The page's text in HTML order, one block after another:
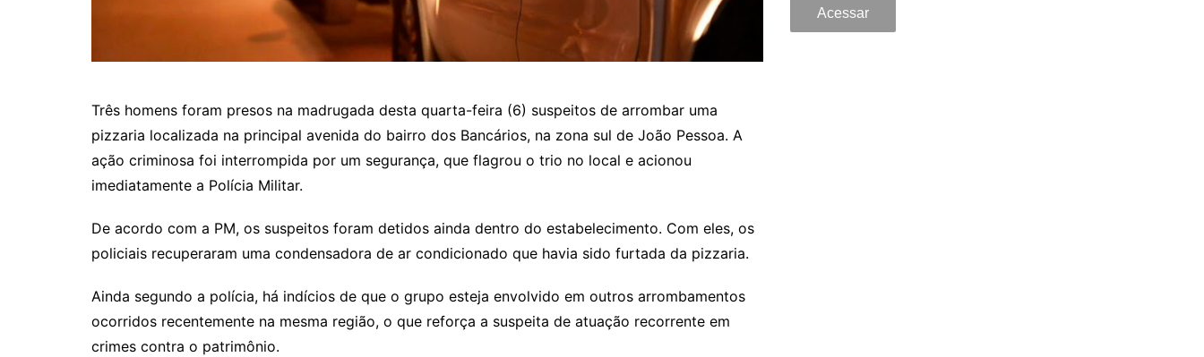
Três homens foram presos na madrugada desta quarta-feira (6) suspeitos de arrombar uma
pizzaria localizada na principal avenida do bairro dos Bancários, na zona sul de João Pessoa. A
ação criminosa foi interrompida por um segurança, que flagrou o trio no local e acionou
imediatamente a Polícia Militar.
De acordo com a PM, os suspeitos foram detidos ainda dentro do estabelecimento. Com eles, os
policiais recuperaram uma condensadora de ar condicionado que havia sido furtada da pizzaria.
Ainda segundo a polícia, há indícios de que o grupo esteja envolvido em outros arrombamentos
ocorridos recentemente na mesma região, o que reforça a suspeita de atuação recorrente em
crimes contra o patrimônio.